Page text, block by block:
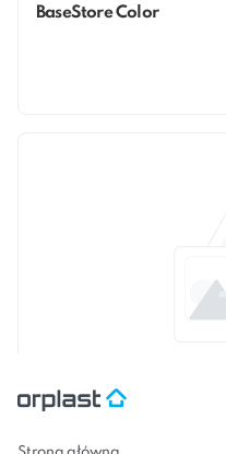
BaseStore Color